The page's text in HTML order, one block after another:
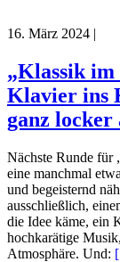
16. März 2024 |
„Klassik
Klavier ins
ganz locker
Nächste Runde für
eine manchmal
und begeisternd
ausschließlich,
die Idee käme, ein
hochkarätige
Atmosphäre. Und: